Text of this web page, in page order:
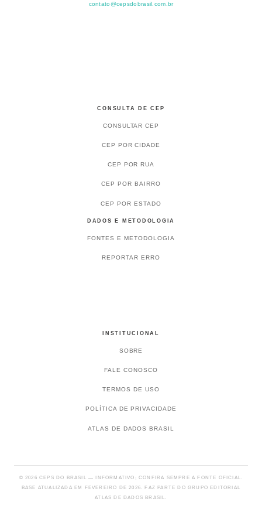
contato@cepsdobrasil.com.br
CONSULTA DE CEP
CONSULTAR CEP
CEP POR CIDADE
CEP POR RUA
CEP POR BAIRRO
CEP POR ESTADO
DADOS E METODOLOGIA
FONTES E METODOLOGIA
REPORTAR ERRO
INSTITUCIONAL
SOBRE
FALE CONOSCO
TERMOS DE USO
POLÍTICA DE PRIVACIDADE
ATLAS DE DADOS BRASIL
© 2026 CEPS DO BRASIL — INFORMATIVO; CONFIRA SEMPRE A FONTE OFICIAL.
BASE ATUALIZADA EM FEVEREIRO DE 2026. FAZ PARTE DO GRUPO EDITORIAL
ATLAS DE DADOS BRASIL.